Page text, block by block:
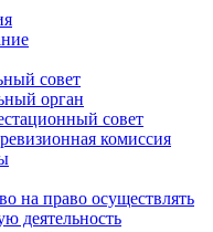
совет
орган
совет
комиссия
на право осуществлять
деятельность